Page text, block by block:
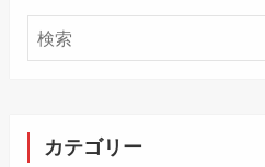
カテゴリー